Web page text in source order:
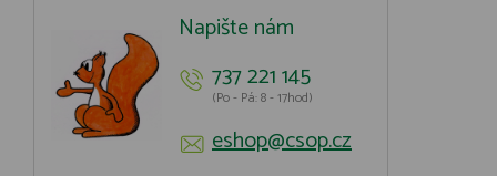
Napište nám
737 221 145
(Po - Pá: 8 - 17hod)
eshop@csop.cz